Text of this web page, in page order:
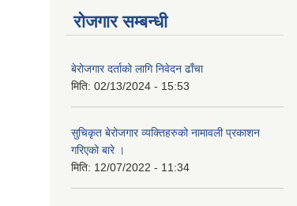
रोजगार सम्बन्धी
बेरोजगार दर्ताको लागि निवेदन ढाँचा
मिति: 02/13/2024 - 15:53
सुचिकृत बेरोजगार व्यक्तिहरुको नामावली प्रकाशन
गरिएको बारे ।
मिति: 12/07/2022 - 11:34